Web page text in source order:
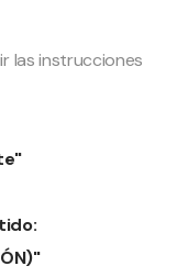
las instrucciones